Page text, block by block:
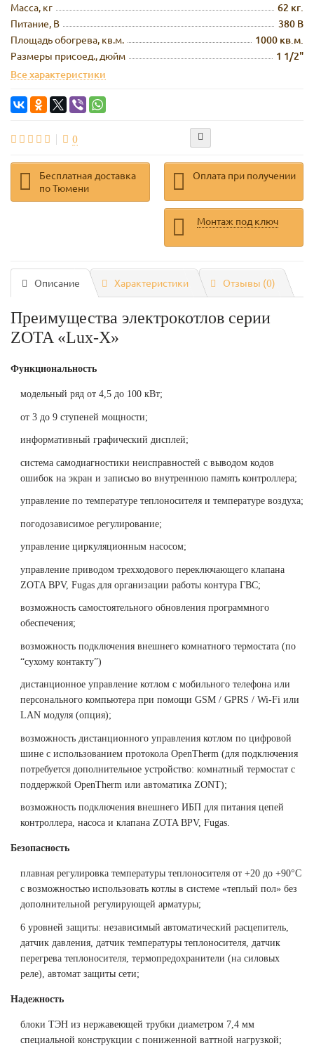
Масса, кг 62 кг.
Питание, В 380 В
Площадь обогрева, кв.м. 1000 кв.м.
Размеры присоед., дюйм
1 1/2"
Все характеристики
0
Бесплатная доставка
по Тюмени
Оплата при получении
Монтаж под ключ
Описание Характеристики Отзывы (0)
Преимущества электрокотлов серии
ZOTA «Lux-X»
Функциональность
модельный ряд от 4,5 до 100 кВт;
от 3 до 9 ступеней мощности;
информативный графический дисплей;
система самодиагностики неисправностей с выводом кодов
ошибок на экран и записью во внутреннюю память контроллера;
управление по температуре теплоносителя и температуре воздуха;
погодозависимое регулирование;
управление циркуляционным насосом;
управление приводом трехходового переключающего клапана
ZOTA BPV, Fugas для организации работы контура ГВС;
возможность самостоятельного обновления программного
обеспечения;
возможность подключения внешнего комнатного термостата (по
“сухому контакту”)
дистанционное управление котлом с мобильного телефона или
персонального компьютера при помощи GSM / GPRS / Wi-Fi или
LAN модуля (опция);
возможность дистанционного управления котлом по цифровой
шине с использованием протокола OpenTherm (для подключения
потребуется дополнительное устройство: комнатный термостат с
поддержкой OpenTherm или автоматика ZONT);
возможность подключения внешнего ИБП для питания цепей
контроллера, насоса и клапана ZOTA BPV, Fugas.
Безопасность
плавная регулировка температуры теплоносителя от +20 до +90°С
с возможностью использовать котлы в системе «теплый пол» без
дополнительной регулирующей арматуры;
6 уровней защиты: независимый автоматический расцепитель,
датчик давления, датчик температуры теплоносителя, датчик
перегрева теплоносителя, термопредохранители (на силовых
реле), автомат защиты сети;
Надежность
блоки ТЭН из нержавеющей трубки диаметром 7,4 мм
специальной конструкции с пониженной ваттной нагрузкой;